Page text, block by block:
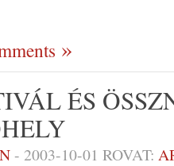
ÉS
- 2003-10-01 ROVAT: